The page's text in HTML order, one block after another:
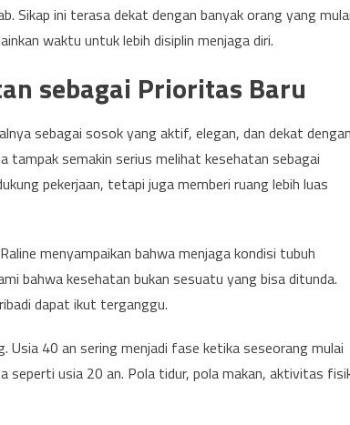
Sikap ini terasa dekat dengan banyak orang yang
waktu untuk lebih disiplin menjaga diri.
sebagai Prioritas Baru
sebagai sosok yang aktif, elegan, dan dekat
tampak semakin serius melihat kesehatan sebagai
pekerjaan, tetapi juga memberi ruang lebih luas
menyampaikan bahwa menjaga kondisi tubuh
bahwa kesehatan bukan sesuatu yang bisa ditunda.
dapat ikut terganggu.
40 an sering menjadi fase ketika seseorang mulai
seperti usia 20 an. Pola tidur, pola makan, aktivitas